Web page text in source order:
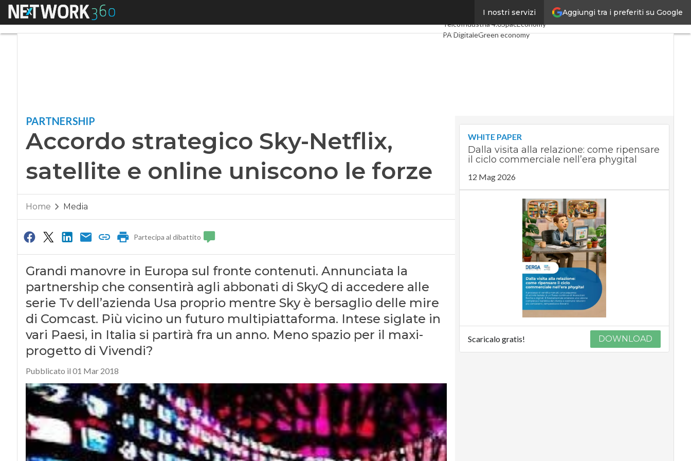
Aggiungi tra i preferiti su Google
I nostri servizi
Menu Ultimi articoli Digital Economy
TelcoIndustria 4.0SpacEconomy
PA DigitaleGreen economy
PARTNERSHIP
Accordo strategico Sky-Netflix,
satellite e online uniscono le forze
Home Media
Partecipa al dibattito
Grandi manovre in Europa sul fronte contenuti. Annunciata la
partnership che consentirà agli abbonati di SkyQ di accedere alle
serie Tv dell’azienda Usa proprio mentre Sky è bersaglio delle mire
di Comcast. Più vicino un futuro multipiattaforma. Intese siglate in
vari Paesi, in Italia si partirà fra un anno. Meno spazio per il maxi-
progetto di Vivendi?
Pubblicato il 01 Mar 2018
WHITE PAPER
Dalla visita alla relazione: come ripensare
il ciclo commerciale nell’era phygital
12 Mag 2026
Scaricalo gratis! DOWNLOAD